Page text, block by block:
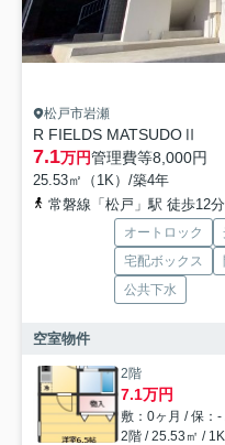
松戸市岩瀬
R FIELDS MATSUDOⅡ
7.1万円管理費等8,000円
25.53㎡（1K）/築4年
常磐線「松戸」駅 徒歩12分
オートロック
宅配ボックス
公共下水
空室物件
2階
7.1万円
敷：0ヶ月 / 保：-
2階 / 25.53㎡ / 1K